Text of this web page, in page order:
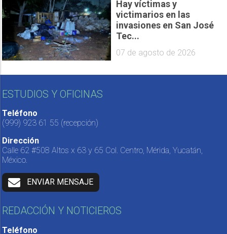
Hay víctimas y
victimarios en las
invasiones en San José
Tec...
07 de agosto de 2026
ESTUDIOS Y OFICINAS
Teléfono
(999) 923 61 55 (recepción)
Dirección
Calle 62 #508 Altos x 63 y 65 Col. Centro, Mérida, Yucatán,
México.
ENVIAR MENSAJE
REDACCIÓN Y NOTICIEROS
Teléfono